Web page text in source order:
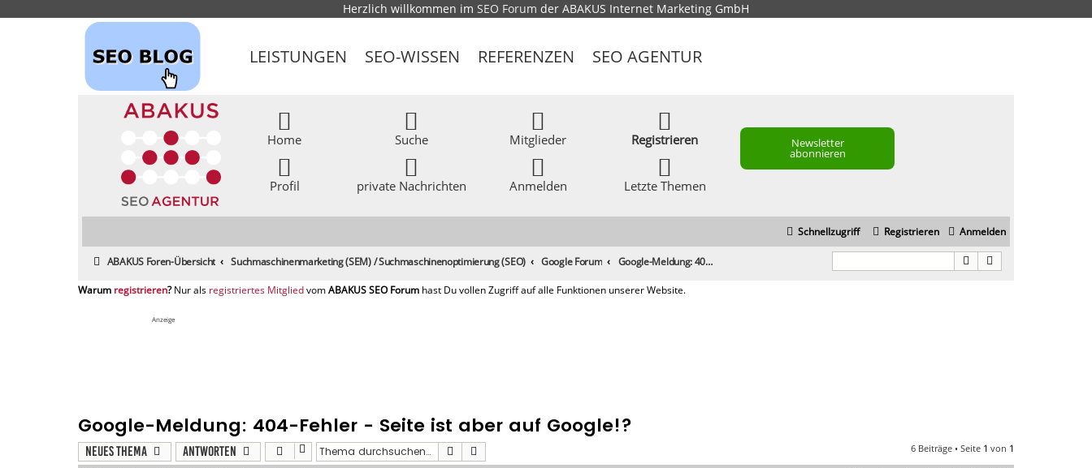
Herzlich willkommen im SEO Forum der ABAKUS Internet Marketing GmbH
LEISTUNGEN SEO-WISSEN REFERENZEN SEO AGENTUR
Home
Profil
Suche
private Nachrichten
Mitglieder
Anmelden
Registrieren
Letzte Themen
Newsletter
abonnieren
Schnellzugriff Anmelden
Registrieren
ABAKUS Foren-Übersicht Suchmaschinenmarketing (SEM) / Suchmaschinenoptimierung (SEO) Google Forum Google-Meldung: 404-Fehler - Seite ist aber auf Google!?
registrieren registriertes Mitglied
Anzeige
Google-Meldung: 404-Fehler - Seite ist aber auf Google!?
Neues Thema Antworten Suche 6 Beiträge • Seite 1 von 1